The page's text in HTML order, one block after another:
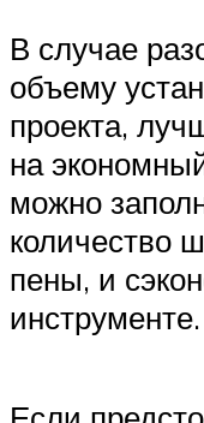
В случае
объему
проекта,
на
можно
количество
пены, и